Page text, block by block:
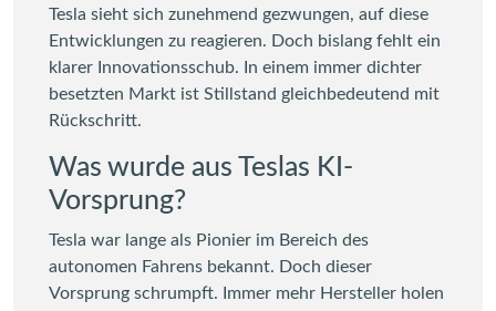
Tesla sieht sich zunehmend gezwungen, auf diese
Entwicklungen zu reagieren. Doch bislang fehlt ein
klarer Innovationsschub. In einem immer dichter
besetzten Markt ist Stillstand gleichbedeutend mit
Rückschritt.
Was wurde aus Teslas KI-
Vorsprung?
Tesla war lange als Pionier im Bereich des
autonomen Fahrens bekannt. Doch dieser
Vorsprung schrumpft. Immer mehr Hersteller holen